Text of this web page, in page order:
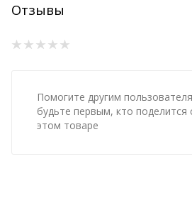
Отзывы
Помогите другим
будьте первым, кто
этом товаре